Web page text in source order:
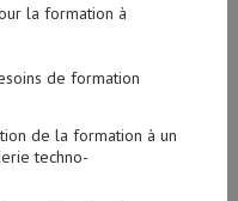
la formation à
de formation
de la formation à un
techno-